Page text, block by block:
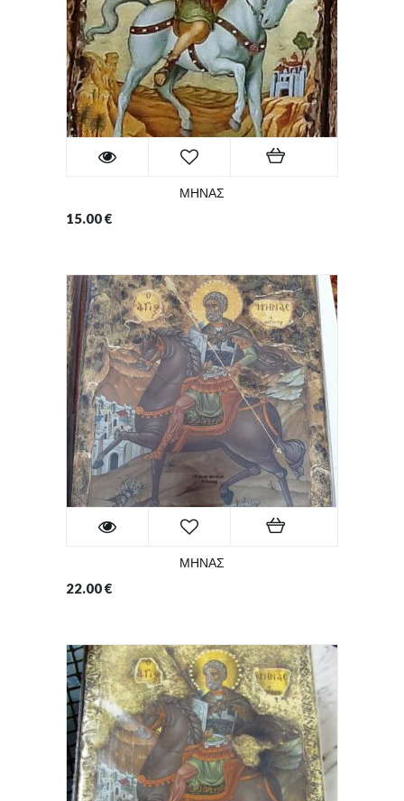
ΜΗΝΑΣ
15.00€
ΜΗΝΑΣ
22.00€